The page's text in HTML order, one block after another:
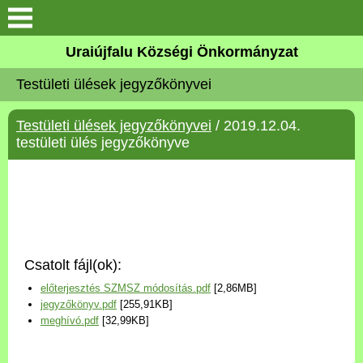
Köszöntő
Elérhetőségek
Uraiújfalu
Választási információk
Versenyképes Járások
Uraiújfalu Községi Önkormányzat
Testületi ülések jegyzőkönyvei
Testületi ülések jegyzőkönyvei / 2019.12.04.
testületi ülés jegyzőkönyve
Csatolt fájl(ok):
előterjesztés SZMSZ módosítás.pdf [2,86MB]
jegyzőkönyv.pdf [255,91KB]
meghívó.pdf [32,99KB]